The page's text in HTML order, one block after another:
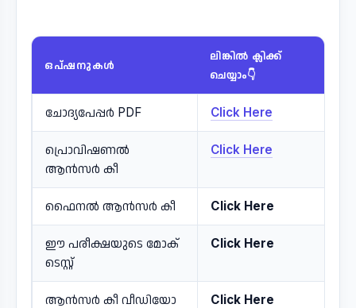
ഒപ്ഷനുകൾ
ലിങ്കിൽ ക്ലിക്ക്
ചെയ്യാം👇
ചോദ്യപേപ്പർ PDF Click Here
പ്രൊവിഷണൽ
ആൻസർ കീ
Click Here
ഫൈനൽ ആൻസർ കീ Click Here
ഈ പരീക്ഷയുടെ മോക്
ടെസ്റ്റ്
Click Here
ആൻസർ കീ വീഡിയോ Click Here